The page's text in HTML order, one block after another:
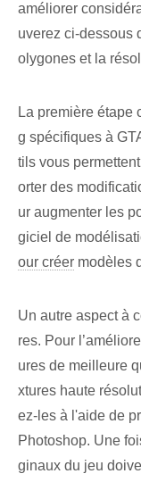
améliorer
uverez ci-dessous
olygones et la
La première étape
g spécifiques à
tils vous
orter des
ur augmenter les
giciel de
our créer modèles
Un autre aspect à
res. Pour
ures de meilleure
xtures haute
ez-les à l'aide de
Photoshop. Une
ginaux du jeu